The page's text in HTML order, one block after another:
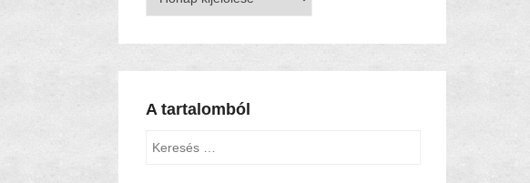
bejegyzések
A tartalomból
Keresés